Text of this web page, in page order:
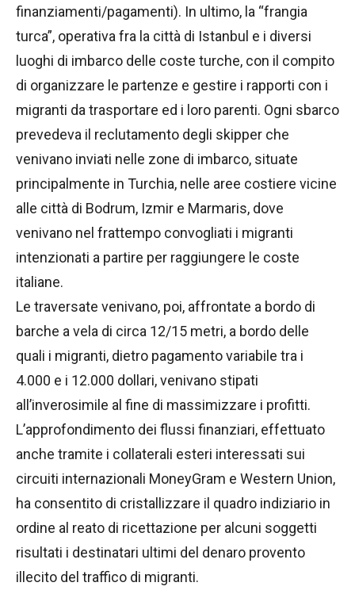
finanziamenti/pagamenti). In ultimo, la “frangia
turca”, operativa fra la città di Istanbul e i diversi
luoghi di imbarco delle coste turche, con il compito
di organizzare le partenze e gestire i rapporti con i
migranti da trasportare ed i loro parenti. Ogni sbarco
prevedeva il reclutamento degli skipper che
venivano inviati nelle zone di imbarco, situate
principalmente in Turchia, nelle aree costiere vicine
alle città di Bodrum, Izmir e Marmaris, dove
venivano nel frattempo convogliati i migranti
intenzionati a partire per raggiungere le coste
italiane.
Le traversate venivano, poi, affrontate a bordo di
barche a vela di circa 12/15 metri, a bordo delle
quali i migranti, dietro pagamento variabile tra i
4.000 e i 12.000 dollari, venivano stipati
all’inverosimile al fine di massimizzare i profitti.
L’approfondimento dei flussi finanziari, effettuato
anche tramite i collaterali esteri interessati sui
circuiti internazionali MoneyGram e Western Union,
ha consentito di cristallizzare il quadro indiziario in
ordine al reato di ricettazione per alcuni soggetti
risultati i destinatari ultimi del denaro provento
illecito del traffico di migranti.